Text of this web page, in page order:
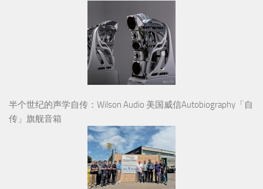
半个世纪的声学自传：Wilson Audio 美国威信Autobiography「自
传」旗舰音箱